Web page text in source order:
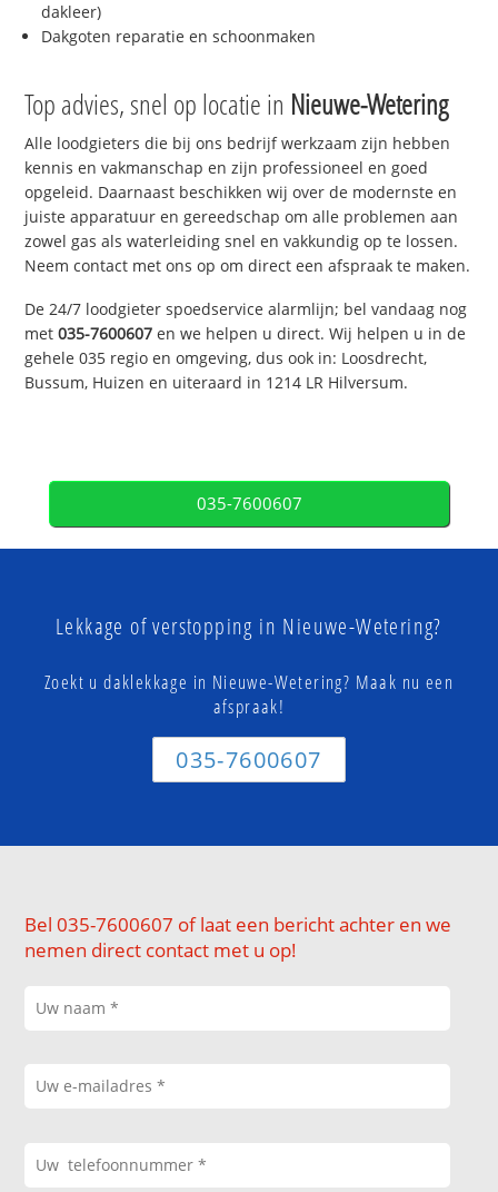
dakleer)
Dakgoten reparatie en schoonmaken
Top advies, snel op locatie in Nieuwe-Wetering
Alle loodgieters die bij ons bedrijf werkzaam zijn hebben
kennis en vakmanschap en zijn professioneel en goed
opgeleid. Daarnaast beschikken wij over de modernste en
juiste apparatuur en gereedschap om alle problemen aan
zowel gas als waterleiding snel en vakkundig op te lossen.
Neem contact met ons op om direct een afspraak te maken.
De 24/7 loodgieter spoedservice alarmlijn; bel vandaag nog
met035-7600607 en we helpen u direct. Wij helpen u in de
gehele 035 regio en omgeving, dus ook in: Loosdrecht,
Bussum, Huizen en uiteraard in 1214 LR Hilversum.
035-7600607
Lekkage of verstopping in Nieuwe-Wetering?
Zoekt u daklekkage in Nieuwe-Wetering? Maak nu een
afspraak!
035-7600607
Bel 035-7600607 of laat een bericht achter en we
nemen direct contact met u op!